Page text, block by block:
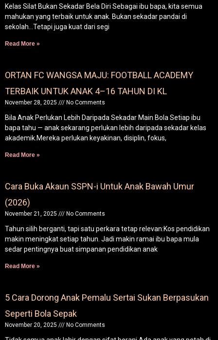
Kelas Silat Bukan Sekadar Bela Diri Sebagai ibu bapa, kita semua
mahukan yang terbaik untuk anak. Bukan sekadar pandai di
sekolah…Tetapi juga kuat dari segi
Read More »
ORTAN FC WANGSA MAJU: FOOTBALL ACADEMY
TERBAIK UNTUK ANAK 4–16 TAHUN DI KL
November 28, 2025 No Comments
Bila Anak Perlukan Lebih Daripada Sekadar Main Bola Setiap ibu
bapa tahu — anak sekarang perlukan lebih daripada sekadar kelas
akademik.Mereka perlukan keyakinan, disiplin, fokus,
Read More »
Cara Buka Akaun SSPN-i Untuk Anak Bawah Umur
(2026)
November 21, 2025 No Comments
Tahun silih berganti, tapi satu perkara tetap relevan:Kos pendidikan
makin meningkat setiap tahun. Jadi makin ramai ibu bapa mula
sedar pentingnya buat simpanan pendidikan anak
Read More »
5 Cara Dorong Anak Pemalu Sertai Sukan Berpasukan
Seperti Bola Sepak
November 20, 2025 No Comments